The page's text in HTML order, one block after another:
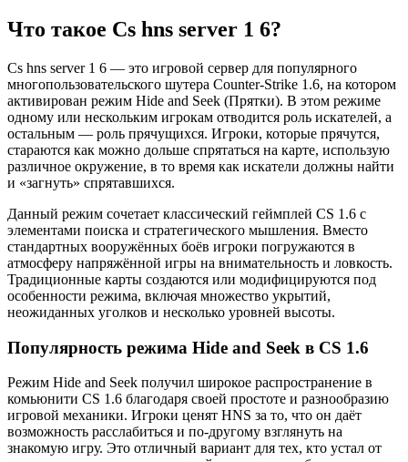
Что такое Cs hns server 1 6?
Cs hns server 1 6 — это игровой сервер для популярного
многопользовательского шутера Counter-Strike 1.6, на котором
активирован режим Hide and Seek (Прятки). В этом режиме
одному или нескольким игрокам отводится роль искателей, а
остальным — роль прячущихся. Игроки, которые прячутся,
стараются как можно дольше спрятаться на карте, использую
различное окружение, в то время как искатели должны найти
и «загнуть» спрятавшихся.
Данный режим сочетает классический геймплей CS 1.6 с
элементами поиска и стратегического мышления. Вместо
стандартных вооружённых боёв игроки погружаются в
атмосферу напряжённой игры на внимательность и ловкость.
Традиционные карты создаются или модифицируются под
особенности режима, включая множество укрытий,
неожиданных уголков и несколько уровней высоты.
Популярность режима Hide and Seek в CS 1.6
Режим Hide and Seek получил широкое распространение в
комьюнити CS 1.6 благодаря своей простоте и разнообразию
игровой механики. Игроки ценят HNS за то, что он даёт
возможность расслабиться и по-другому взглянуть на
знакомую игру. Это отличный вариант для тех, кто устал от